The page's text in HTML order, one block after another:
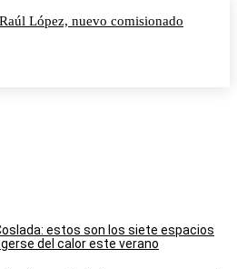
López, nuevo comisionado
estos son los siete espacios
del calor este verano